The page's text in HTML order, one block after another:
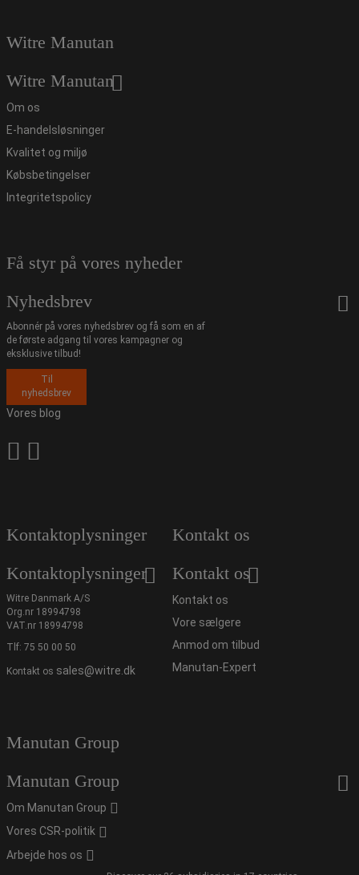
Witre Manutan
Witre Manutan
Om os
E-handelsløsninger
Kvalitet og miljø
Købsbetingelser
Integritetspolicy
Få styr på vores nyheder
Nyhedsbrev
Abonnér på vores nyhedsbrev og få som en af
de første adgang til vores kampagner og
eksklusive tilbud!
Til
nyhedsbrev
Vores blog
Kontaktoplysninger
Kontaktoplysninger
Witre Danmark A/S
Org.nr 18994798
VAT.nr 18994798
Tlf: 75 50 00 50
Kontakt os sales@witre.dk
Kontakt os
Kontakt os
Kontakt os
Vore sælgere
Anmod om tilbud
Manutan-Expert
Manutan Group
Manutan Group
Om Manutan Group
Vores CSR-politik
Arbejde hos os